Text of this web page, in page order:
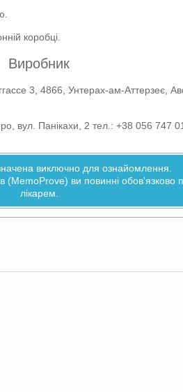
коробці.
Виробник
3, 4866, Унтерах-ам-Аттерзеє,
вул. Панікахи, 2 тел.: +38 056 747
виключно для ознайомлення.
ви повинні обов'язково
лікарем.